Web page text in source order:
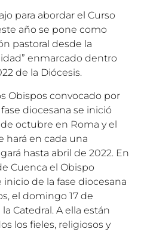
para abordar el Curso
año se pone como
pastoral desde la
enmarcado dentro
de la Diócesis.
Obispos convocado por
diocesana se inició
octubre en Roma y el
hará en cada una
hasta abril de 2022. En
Cuenca el Obispo
inicio de la fase diocesana
el domingo 17 de
Catedral. A ella están
los fieles, religiosos y